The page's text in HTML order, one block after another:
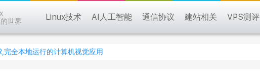
世界
Linux技术 AI人工智能 通信协议 建站相关 VPS测评
完全本地运行的计算机视觉应用